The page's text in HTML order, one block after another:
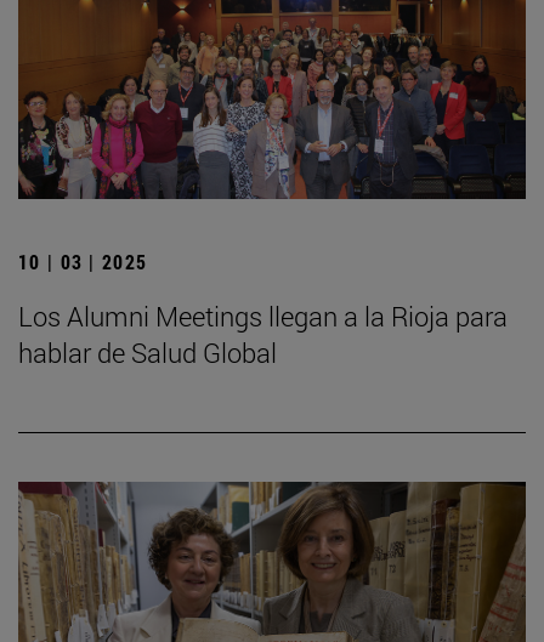
10 | 03 | 2025
Los Alumni Meetings llegan a la Rioja para
hablar de Salud Global